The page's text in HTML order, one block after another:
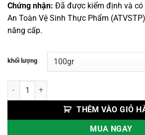
Chứng nhận: Đã được kiểm định và có
An Toàn Vệ Sinh Thực Phẩm
năng cấp.
khối lượng
Rễ Cà Gai Leo số lượng
THÊM VÀO GIỎ
MUA NGAY